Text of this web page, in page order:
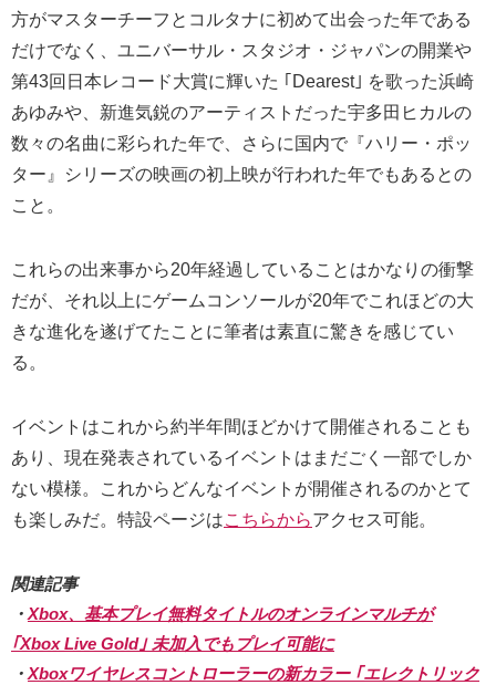
方がマスターチーフとコルタナに初めて出会った年である
だけでなく、ユニバーサル・スタジオ・ジャパンの開業や
第43回日本レコード大賞に輝いた ｢Dearest｣ を歌った浜崎
あゆみや、新進気鋭のアーティストだった宇多田ヒカルの
数々の名曲に彩られた年で、さらに国内で『ハリー・ポッ
ター』シリーズの映画の初上映が行われた年でもあるとの
こと。
これらの出来事から20年経過していることはかなりの衝撃
だが、それ以上にゲームコンソールが20年でこれほどの大
きな進化を遂げてたことに筆者は素直に驚きを感じてい
る。
イベントはこれから約半年間ほどかけて開催されることも
あり、現在発表されているイベントはまだごく一部でしか
ない模様。これからどんなイベントが開催されるのかとて
も楽しみだ。特設ページはこちらからアクセス可能。
関連記事
・ Xbox、基本プレイ無料タイトルのオンラインマルチが
｢Xbox Live Gold｣ 未加入でもプレイ可能に
・ Xboxワイヤレスコントローラーの新カラー ｢エレクトリック